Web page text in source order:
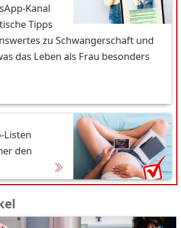
Kanal
Tipps
zu Schwangerschaft und
das Leben als Frau besonders
Listen
den